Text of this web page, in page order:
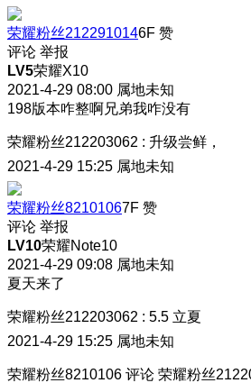
荣耀粉丝2122910146F 赞
评论 举报
LV5荣耀X10
2021-4-29 08:00 属地未知
198版本咋整啊兄弟我咋没有
荣耀粉丝212203062 : 升级尝鲜，
2021-4-29 15:25 属地未知
荣耀粉丝82101067F 赞
评论 举报
LV10荣耀Note10
2021-4-29 09:08 属地未知
夏天来了
荣耀粉丝212203062 : 5.5 立夏
2021-4-29 15:25 属地未知
荣耀粉丝8210106 评论 荣耀粉丝